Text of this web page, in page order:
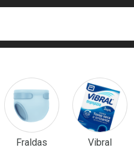
Destaque
Fraldas Vibral